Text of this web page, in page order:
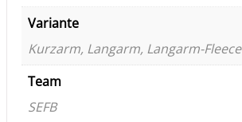
Variante
Kurzarm, Langarm, Langarm-Fleece
Team
SEFB